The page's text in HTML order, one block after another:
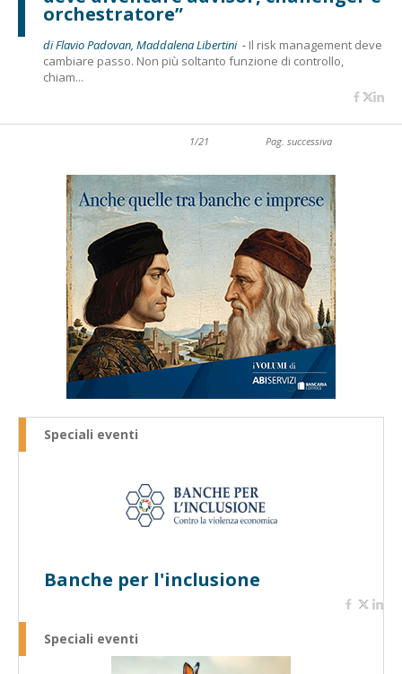
orchestratore”
di Flavio Padovan, Maddalena Libertini - Il risk management deve
cambiare passo. Non più soltanto funzione di controllo,
chiam...
1/21 Pag. successiva
Speciali eventi
Banche per l'inclusione
Speciali eventi